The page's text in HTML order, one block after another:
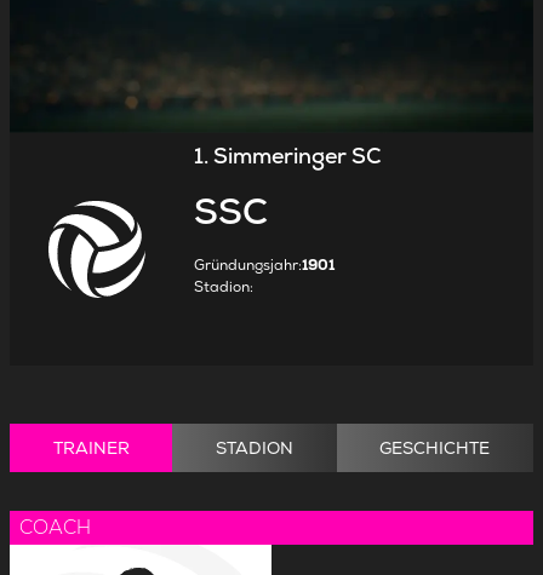
1. Simmeringer SC
SSC
Gründungsjahr:1901
Stadion:
TRAINER STADION GESCHICHTE
COACH